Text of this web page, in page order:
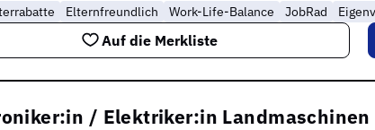
Elternfreundlich Work-Life-Balance JobRad
Auf die Merkliste
/ Elektriker:in